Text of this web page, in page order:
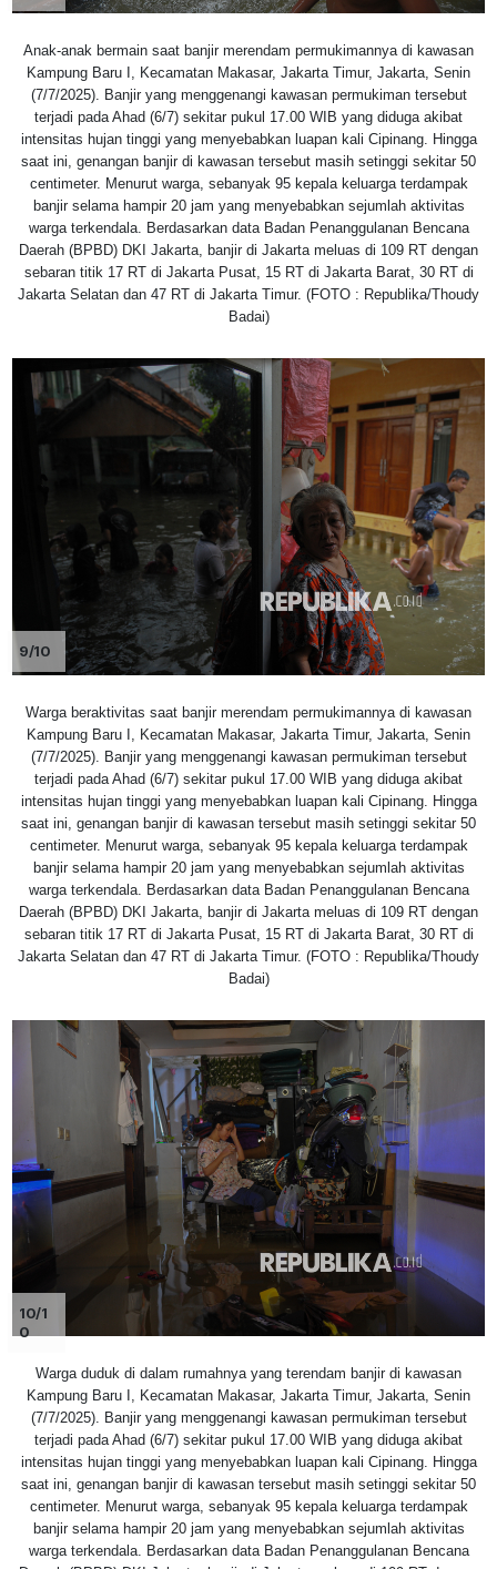
Anak-anak bermain saat banjir merendam permukimannya di kawasan
Kampung Baru I, Kecamatan Makasar, Jakarta Timur, Jakarta, Senin
(7/7/2025). Banjir yang menggenangi kawasan permukiman tersebut
terjadi pada Ahad (6/7) sekitar pukul 17.00 WIB yang diduga akibat
intensitas hujan tinggi yang menyebabkan luapan kali Cipinang. Hingga
saat ini, genangan banjir di kawasan tersebut masih setinggi sekitar 50
centimeter. Menurut warga, sebanyak 95 kepala keluarga terdampak
banjir selama hampir 20 jam yang menyebabkan sejumlah aktivitas
warga terkendala. Berdasarkan data Badan Penanggulanan Bencana
Daerah (BPBD) DKI Jakarta, banjir di Jakarta meluas di 109 RT dengan
sebaran titik 17 RT di Jakarta Pusat, 15 RT di Jakarta Barat, 30 RT di
Jakarta Selatan dan 47 RT di Jakarta Timur. (FOTO : Republika/Thoudy
Badai)
9/10
Warga beraktivitas saat banjir merendam permukimannya di kawasan
Kampung Baru I, Kecamatan Makasar, Jakarta Timur, Jakarta, Senin
(7/7/2025). Banjir yang menggenangi kawasan permukiman tersebut
terjadi pada Ahad (6/7) sekitar pukul 17.00 WIB yang diduga akibat
intensitas hujan tinggi yang menyebabkan luapan kali Cipinang. Hingga
saat ini, genangan banjir di kawasan tersebut masih setinggi sekitar 50
centimeter. Menurut warga, sebanyak 95 kepala keluarga terdampak
banjir selama hampir 20 jam yang menyebabkan sejumlah aktivitas
warga terkendala. Berdasarkan data Badan Penanggulanan Bencana
Daerah (BPBD) DKI Jakarta, banjir di Jakarta meluas di 109 RT dengan
sebaran titik 17 RT di Jakarta Pusat, 15 RT di Jakarta Barat, 30 RT di
Jakarta Selatan dan 47 RT di Jakarta Timur. (FOTO : Republika/Thoudy
Badai)
10/1
0
Warga duduk di dalam rumahnya yang terendam banjir di kawasan
Kampung Baru I, Kecamatan Makasar, Jakarta Timur, Jakarta, Senin
(7/7/2025). Banjir yang menggenangi kawasan permukiman tersebut
terjadi pada Ahad (6/7) sekitar pukul 17.00 WIB yang diduga akibat
intensitas hujan tinggi yang menyebabkan luapan kali Cipinang. Hingga
saat ini, genangan banjir di kawasan tersebut masih setinggi sekitar 50
centimeter. Menurut warga, sebanyak 95 kepala keluarga terdampak
banjir selama hampir 20 jam yang menyebabkan sejumlah aktivitas
warga terkendala. Berdasarkan data Badan Penanggulanan Bencana